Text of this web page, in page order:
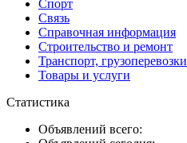
Спорт
Связь
Справочная информация
Строительство и ремонт
Транспорт, грузоперевозки
Товары и услуги
Статистика
Объявлений всего: